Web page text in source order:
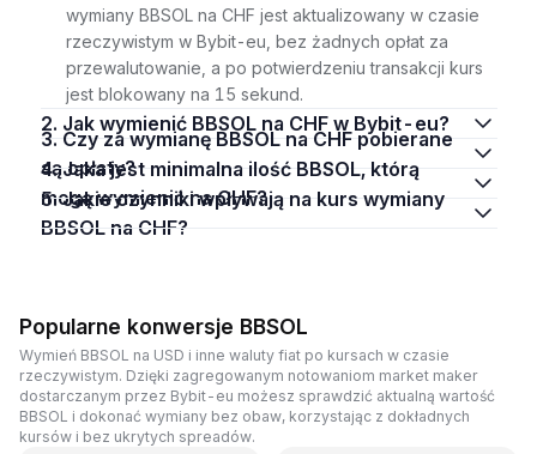
wymiany BBSOL na CHF jest aktualizowany w czasie
rzeczywistym w Bybit-eu, bez żadnych opłat za
przewalutowanie, a po potwierdzeniu transakcji kurs
jest blokowany na 15 sekund.
2. Jak wymienić BBSOL na CHF w Bybit-eu?
3. Czy za wymianę BBSOL na CHF pobierane
są opłaty?
4. Jaka jest minimalna ilość BBSOL, którą
mogę wymienić na CHF?
5. Jakie czynniki wpływają na kurs wymiany
BBSOL na CHF?
Popularne konwersje BBSOL
Wymień BBSOL na USD i inne waluty fiat po kursach w czasie
rzeczywistym. Dzięki zagregowanym notowaniom market maker
dostarczanym przez Bybit-eu możesz sprawdzić aktualną wartość
BBSOL i dokonać wymiany bez obaw, korzystając z dokładnych
kursów i bez ukrytych spreadów.